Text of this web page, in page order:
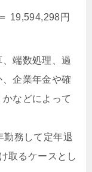
19,594,298円
端数処理、過
企業年金や確
などによって
勤務して定年退
取るケースとし